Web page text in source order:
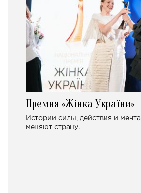
Премия «Жінка України»
Истории силы, действия и
меняют страну.